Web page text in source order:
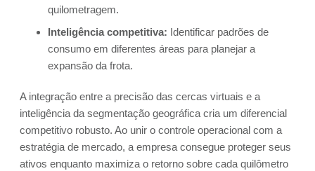
quilometragem.
Inteligência competitiva: Identificar padrões de
consumo em diferentes áreas para planejar a
expansão da frota.
A integração entre a precisão das cercas virtuais e a
inteligência da segmentação geográfica cria um diferencial
competitivo robusto. Ao unir o controle operacional com a
estratégia de mercado, a empresa consegue proteger seus
ativos enquanto maximiza o retorno sobre cada quilômetro